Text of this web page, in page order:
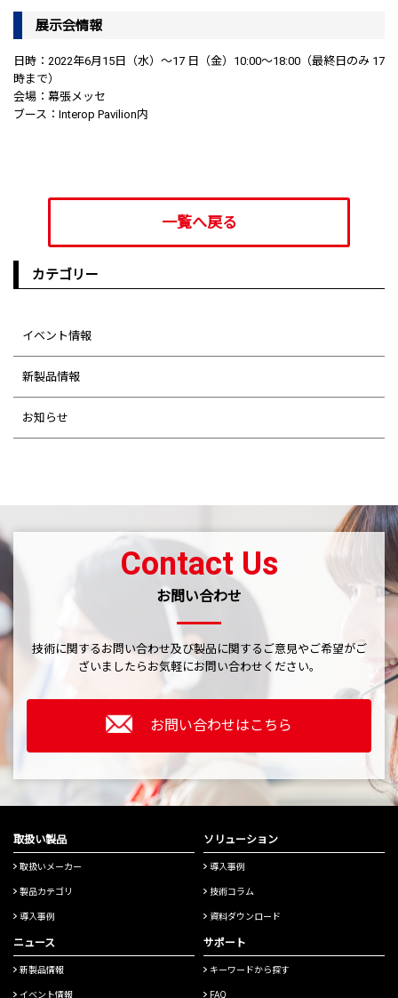
展示会情報
日時：2022年6月15日（水）～17 日（金）10:00～18:00（最終日のみ 17
時まで）
会場：幕張メッセ
ブース：Interop Pavilion内
一覧へ戻る
カテゴリー
イベント情報
新製品情報
お知らせ
Contact Us
お問い合わせ
技術に関するお問い合わせ及び製品に関するご意見やご希望がご
ざいましたら お気軽にお問い合わせください。
お問い合わせはこちら
取扱い製品
取扱いメーカー
製品カテゴリ
導入事例
ソリューション
導入事例
技術コラム
資料ダウンロード
ニュース
新製品情報
イベント情報
サポート
キーワードから探す
FAQ